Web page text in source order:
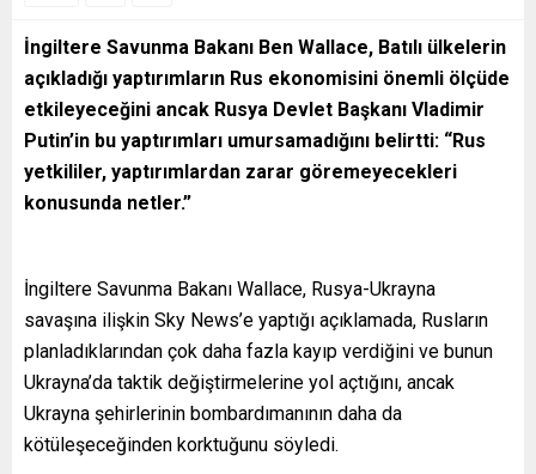
İngiltere Savunma Bakanı Ben Wallace, Batılı ülkelerin
açıkladığı yaptırımların Rus ekonomisini önemli ölçüde
etkileyeceğini ancak Rusya Devlet Başkanı Vladimir
Putin’in bu yaptırımları umursamadığını belirtti: “Rus
yetkililer, yaptırımlardan zarar göremeyecekleri
konusunda netler.”
İngiltere Savunma Bakanı Wallace, Rusya-Ukrayna
savaşına ilişkin Sky News’e yaptığı açıklamada, Rusların
planladıklarından çok daha fazla kayıp verdiğini ve bunun
Ukrayna’da taktik değiştirmelerine yol açtığını, ancak
Ukrayna şehirlerinin bombardımanının daha da
kötüleşeceğinden korktuğunu söyledi.